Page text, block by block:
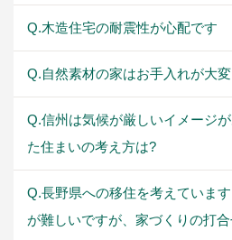
Q.木造住宅の耐震性が心配です
Q.自然素材の家はお手入れが大変
Q.信州は気候が厳しいイメージ
た住まいの考え方は?
Q.長野県への移住を考えていま
が難しいですが、家づくりの打合